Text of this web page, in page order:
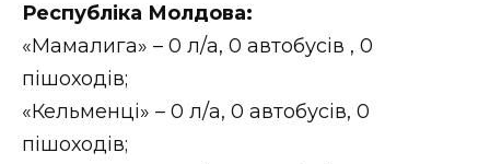
Республіка Молдова:
«Мамалига» – 0 л/а, 0 автобусів , 0
пішоходів;
«Кельменці» – 0 л/а, 0 автобусів, 0
пішоходів;